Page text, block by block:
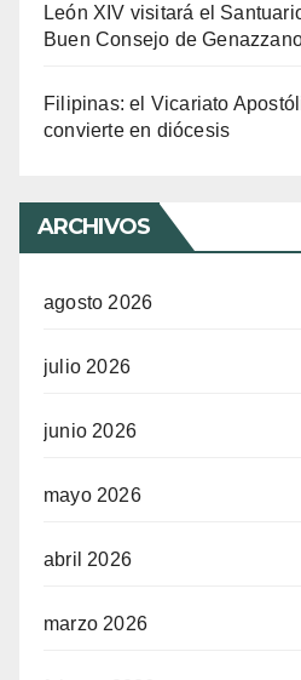
León XIV visitará el
Buen Consejo de
Filipinas: el Vicariato
convierte en diócesis
ARCHIVOS
agosto 2026
julio 2026
junio 2026
mayo 2026
abril 2026
marzo 2026